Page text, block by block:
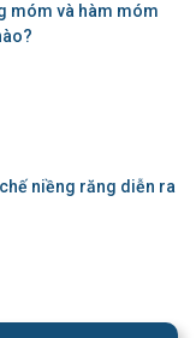
móm và hàm móm
niềng răng diễn ra